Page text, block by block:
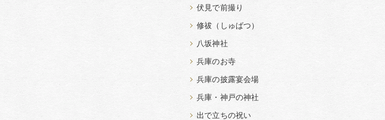
伏見で前撮り
修祓（しゅばつ）
八坂神社
兵庫のお寺
兵庫の披露宴会場
兵庫・神戸の神社
出で立ちの祝い